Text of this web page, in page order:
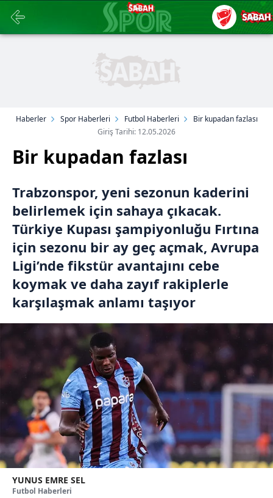
Haberler Spor Haberleri Futbol Haberleri
Bir kupadan fazlası
Giriş Tarihi: 12.05.2026
Bir kupadan fazlası
Trabzonspor, yeni sezonun kaderini
belirlemek için sahaya çıkacak.
Türkiye Kupası şampiyonluğu Fırtına
için sezonu bir ay geç açmak, Avrupa
Ligi’nde fikstür avantajını cebe
koymak ve daha zayıf rakiplerle
karşılaşmak anlamı taşıyor
YUNUS EMRE SEL
Futbol Haberleri